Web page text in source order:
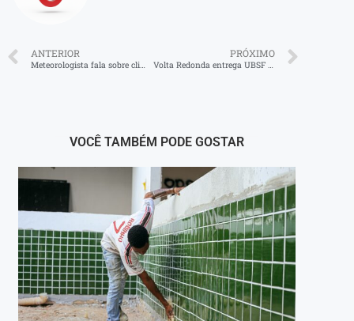
ANTERIOR
Meteorologista fala sobre clima instável na primavera
PRÓXIMO
Volta Redonda entrega UBSF Jardim Belmonte revitalizada
VOCÊ TAMBÉM PODE GOSTAR